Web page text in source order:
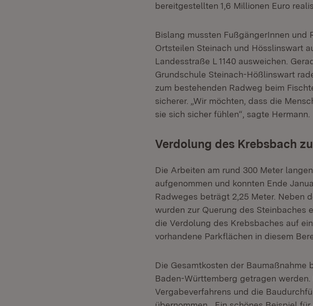
bereitgestellten 1,6 Millionen Euro
Bislang mussten FußgängerInnen und
Ortsteilen Steinach und Hösslinswart
Landesstraße L 1140 ausweichen.
Grundschule Steinach-Hößlinswart
zum bestehenden Radweg beim
sicherer. „Wir möchten, dass die
sie sich sicher fühlen“, sagte Hermann.
Verdolung des Krebsbach
Die Arbeiten am rund 300 Meter
aufgenommen und konnten Ende
Radweges beträgt 2,25 Meter. Neben
wurden zur Querung des Steinbaches
die Verdolung des Krebsbaches auf
vorhandene Parkflächen in diesem
Die Gesamtkosten der Baumaßnahme
Baden-Württemberg getragen
Vergabeverfahrens und die